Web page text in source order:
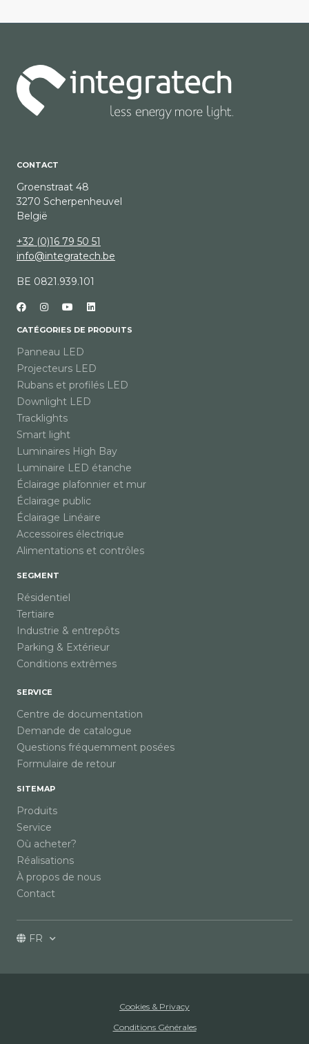
CONTACT
Groenstraat 48
3270 Scherpenheuvel
België
+32 (0)16 79 50 51
info@integratech.be
BE 0821.939.101
CATÉGORIES DE PRODUITS
Panneau LED
Projecteurs LED
Rubans et profilés LED
Downlight LED
Tracklights
Smart light
Luminaires High Bay
Luminaire LED étanche
Éclairage plafonnier et mur
Éclairage public
Éclairage Linéaire
Accessoires électrique
Alimentations et contrôles
SEGMENT
Résidentiel
Tertiaire
Industrie & entrepôts
Parking & Extérieur
Conditions extrêmes
SERVICE
Centre de documentation
Demande de catalogue
Questions fréquemment posées
Formulaire de retour
SITEMAP
Produits
Service
Où acheter?
Réalisations
À propos de nous
Contact
FR
Cookies & Privacy
Conditions Générales